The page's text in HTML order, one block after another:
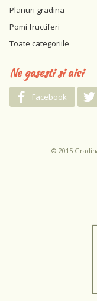
Planuri gradina
Pomi fructiferi
Toate categoriile
Ne gasesti si aici
Facebook
© 2015